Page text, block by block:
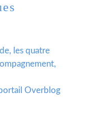
les quatre
Overblog